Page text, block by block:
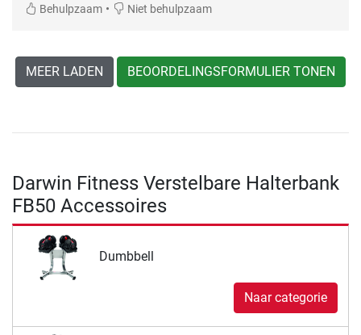
Behulpzaam • Niet behulpzaam
MEER LADEN BEOORDELINGSFORMULIER TONEN
Darwin Fitness Verstelbare Halterbank
FB50 Accessoires
Dumbbell
Naar categorie